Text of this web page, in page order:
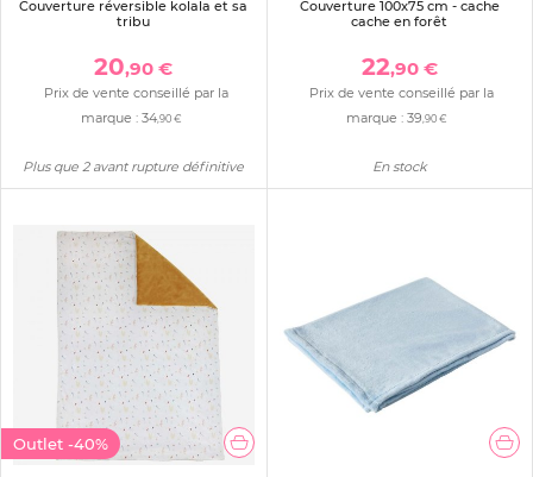
Couverture réversible kolala et sa
tribu
20,90 €
Prix de vente conseillé par la
marque : 34,90 €
Plus que 2 avant rupture définitive
Couverture 100x75 cm - cache
cache en forêt
22,90 €
Prix de vente conseillé par la
marque :39 ,90 €
En stock
Outlet -40%